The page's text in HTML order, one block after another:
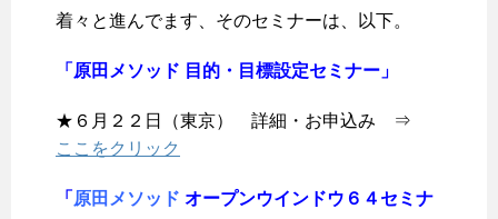
着々と進んでます、そのセミナーは、以下。
「原田メソッド 目的・目標設定セミナー」
★６月２２日（東京） 詳細・お申込み ⇒
ここをクリック
「 原田メソッド オープンウインドウ６４セミナ